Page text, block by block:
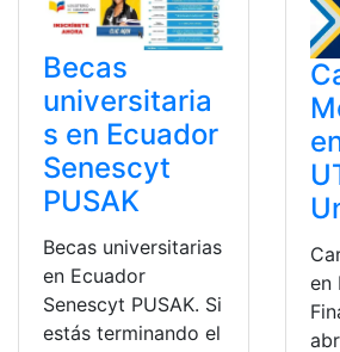
Becas
universitaria
s en Ecuador
Senescyt
PUSAK
Becas universitarias
en Ecuador
Senescyt PUSAK. Si
estás terminando el
en